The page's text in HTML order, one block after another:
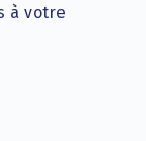
à votre